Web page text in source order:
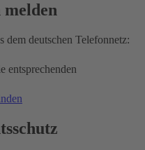
dem deutschen Telefonnetz:
entsprechenden